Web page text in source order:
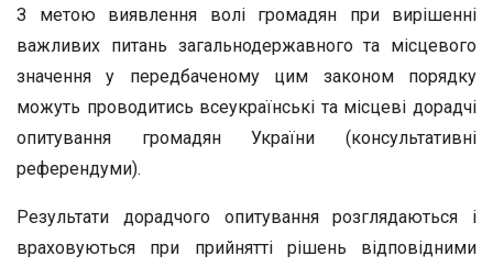
З метою виявлення волі громадян при вирішенні
важливих питань загальнодержавного та місцевого
значення у передбаченому цим законом порядку
можуть проводитись всеукраїнські та місцеві дорадчі
опитування громадян України (консультативні
референдуми).
Результати дорадчого опитування розглядаються і
враховуються при прийнятті рішень відповідними